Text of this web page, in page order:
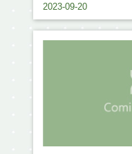
2023-09-20